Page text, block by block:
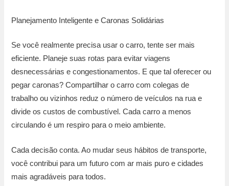
Planejamento Inteligente e Caronas Solidárias
Se você realmente precisa usar o carro, tente ser mais
eficiente. Planeje suas rotas para evitar viagens
desnecessárias e congestionamentos. E que tal oferecer ou
pegar caronas? Compartilhar o carro com colegas de
trabalho ou vizinhos reduz o número de veículos na rua e
divide os custos de combustível. Cada carro a menos
circulando é um respiro para o meio ambiente.
Cada decisão conta. Ao mudar seus hábitos de transporte,
você contribui para um futuro com ar mais puro e cidades
mais agradáveis para todos.